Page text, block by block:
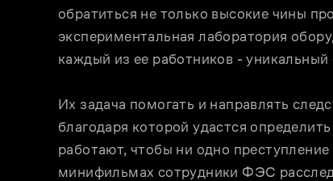
обратиться не только высокие чины
экспериментальная лаборатория
каждый из ее работников - уникальный
Их задача помогать и направлять
благодаря которой удастся
работают, чтобы ни одно
минифильмах сотрудники ФЭС